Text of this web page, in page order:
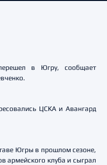
в Югру, сообщает
ЦСКА и Авангард
Югры в прошлом сезоне,
армейского клуба и сыграл